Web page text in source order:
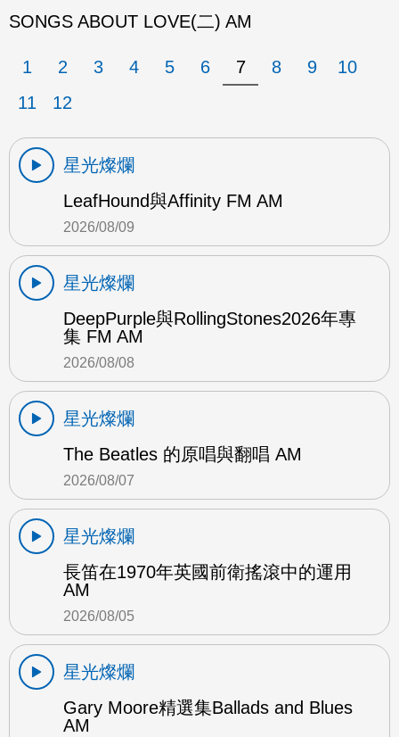
SONGS ABOUT LOVE(二) AM
1 2 3 4 5 6 7 8 9
10
11
12
星光燦爛
LeafHound與Affinity FM AM
2026/08/09
星光燦爛
DeepPurple與RollingStones2026年專
集 FM AM
2026/08/08
星光燦爛
The Beatles 的原唱與翻唱 AM
2026/08/07
星光燦爛
長笛在1970年英國前衛搖滾中的運用
AM
2026/08/05
星光燦爛
Gary Moore精選集Ballads and Blues
AM